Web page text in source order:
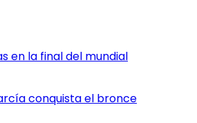
en la final del mundial
conquista el bronce